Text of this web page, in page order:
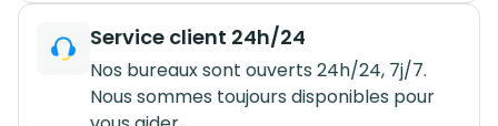
Service client 24h/24
Nos bureaux sont ouverts 24h/24, 7j/7.
Nous sommes toujours disponibles pour